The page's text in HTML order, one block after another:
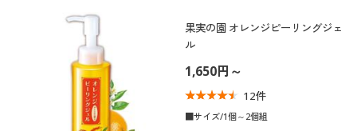
果実の園 オレンジピーリングジェ
ル
1,650円～
12件
■サイズ/1個～2個組